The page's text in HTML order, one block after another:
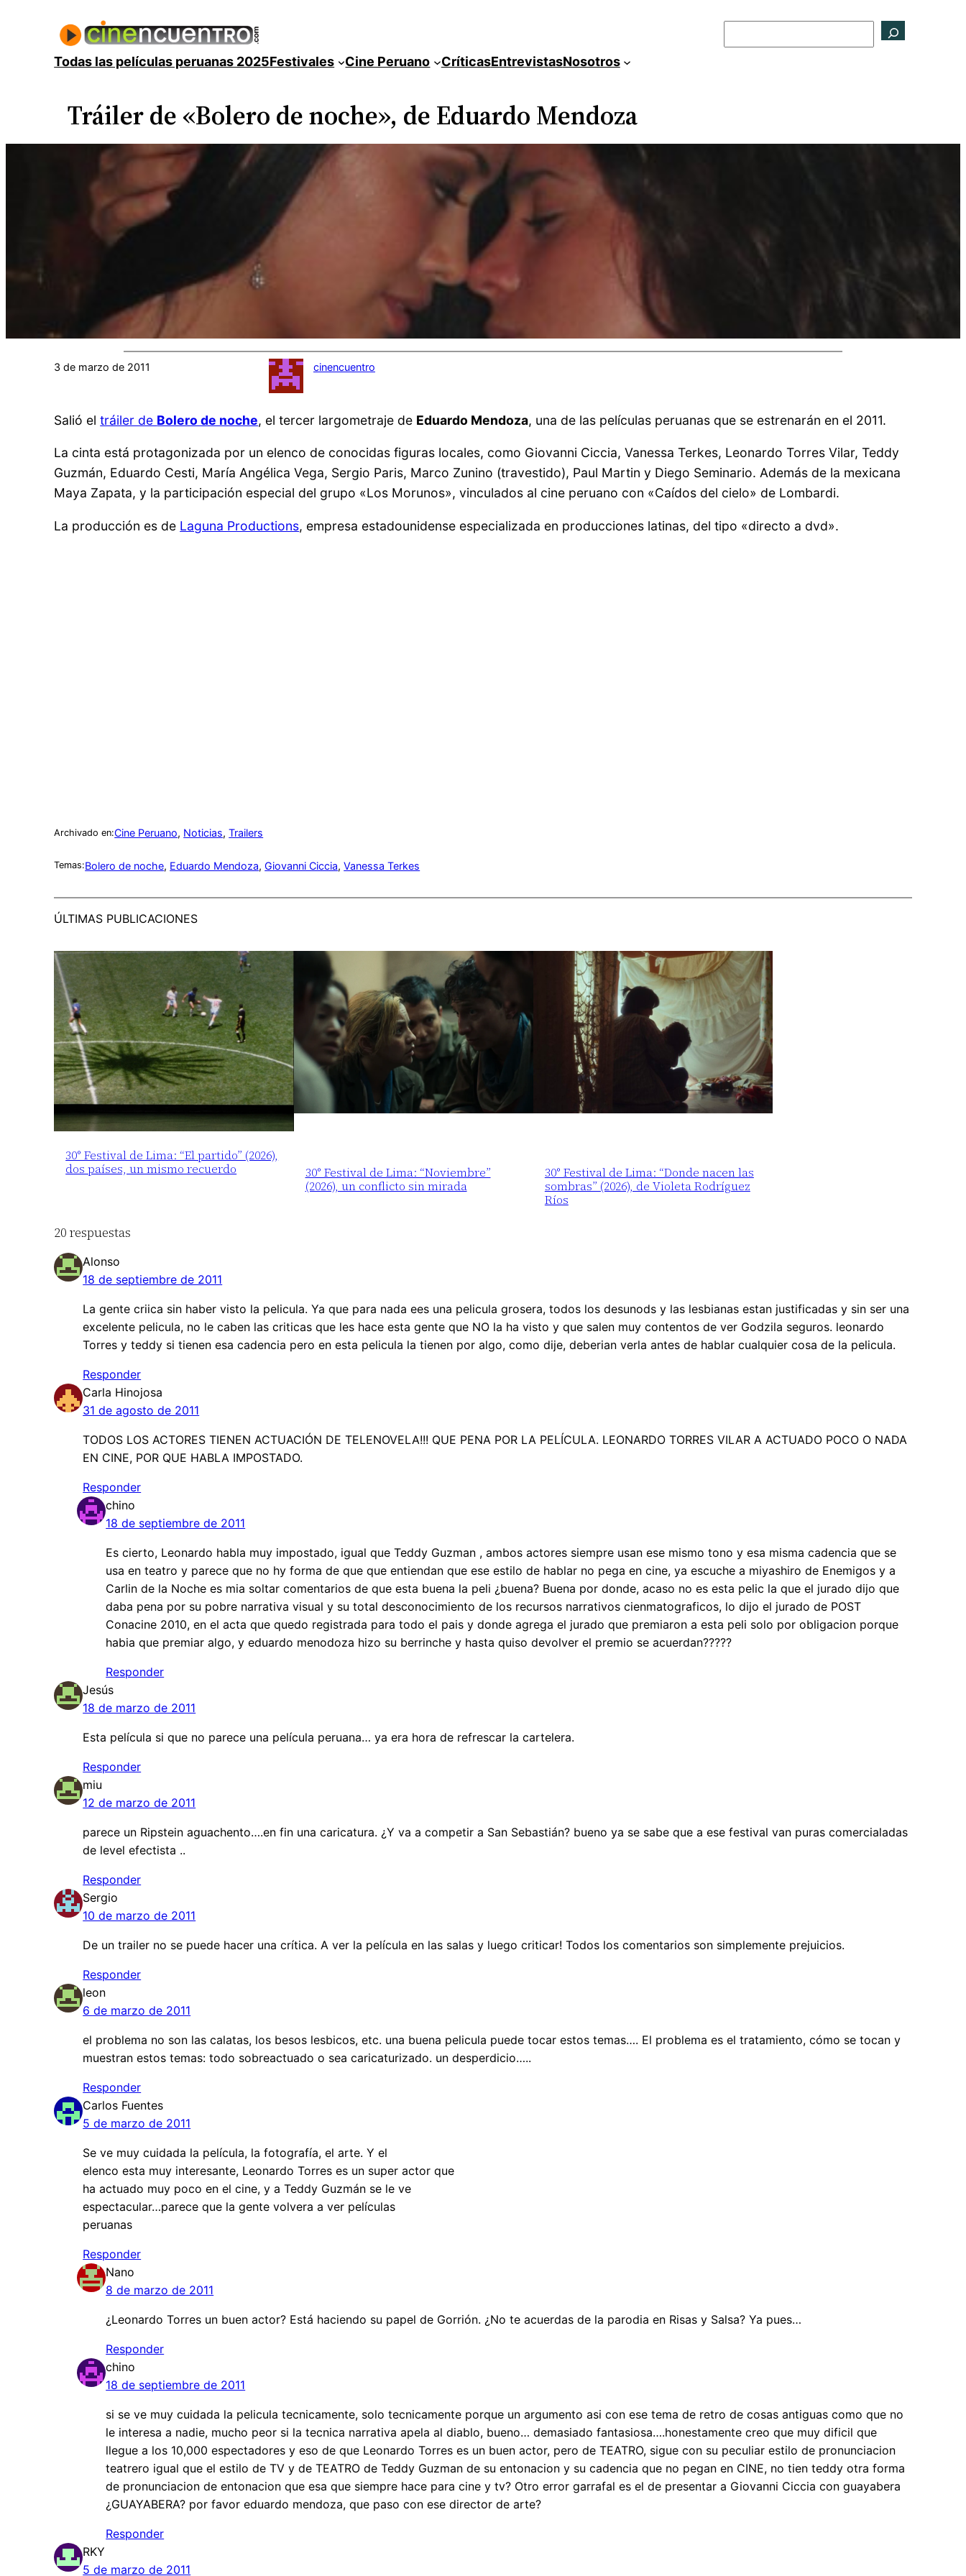
contenidoTodas las películas peruanas 2025Festivales Cine Peruano CríticasEntrevistasNosotros
Tráiler de «Bolero de noche», de Eduardo Mendoza
3 de marzo de 2011 cinencuentro
Salió eltráiler de Bolero de noche, el tercer largometraje de Eduardo Mendoza, una de las películas peruanas que se estrenarán en el 2011.
La cinta está protagonizada por un elenco de conocidas figuras locales, como Giovanni Ciccia, Vanessa Terkes, Leonardo Torres Vilar, Teddy
Guzmán, Eduardo Cesti, María Angélica Vega, Sergio Paris, Marco Zunino (travestido), Paul Martin y Diego Seminario. Además de la mexicana
Maya Zapata, y la participación especial del grupo «Los Morunos», vinculados al cine peruano con «Caídos del cielo» de Lombardi.
La producción es de Laguna Productions, empresa estadounidense especializada en producciones latinas, del tipo «directo a dvd».
Archivado en:Cine Peruano, Noticias, Trailers
Temas:Bolero de noche, Eduardo Mendoza, Giovanni Ciccia, Vanessa Terkes
ÚLTIMAS PUBLICACIONES
30° Festival de Lima: “El partido” (2026),
dos países, un mismo recuerdo
30° Festival de Lima: “Noviembre”
(2026), un conflicto sin mirada
30° Festival de Lima: “Donde nacen las
sombras” (2026), de Violeta Rodríguez
Ríos
20 respuestas
Alonso
18 de septiembre de 2011
La gente criica sin haber visto la pelicula. Ya que para nada ees una pelicula grosera, todos los desunods y las lesbianas estan justificadas y sin ser una
excelente pelicula, no le caben las criticas que les hace esta gente que NO la ha visto y que salen muy contentos de ver Godzila seguros. leonardo
Torres y teddy si tienen esa cadencia pero en esta pelicula la tienen por algo, como dije, deberian verla antes de hablar cualquier cosa de la pelicula.
Responder
Carla Hinojosa
31 de agosto de 2011
TODOS LOS ACTORES TIENEN ACTUACIÓN DE TELENOVELA!!! QUE PENA POR LA PELÍCULA. LEONARDO TORRES VILAR A ACTUADO POCO O NADA
EN CINE, POR QUE HABLA IMPOSTADO.
Responder
chino
18 de septiembre de 2011
Es cierto, Leonardo habla muy impostado, igual que Teddy Guzman , ambos actores siempre usan ese mismo tono y esa misma cadencia que se
usa en teatro y parece que no hy forma de que que entiendan que ese estilo de hablar no pega en cine, ya escuche a miyashiro de Enemigos y a
Carlin de la Noche es mia soltar comentarios de que esta buena la peli ¿buena? Buena por donde, acaso no es esta pelic la que el jurado dijo que
daba pena por su pobre narrativa visual y su total desconocimiento de los recursos narrativos cienmatograficos, lo dijo el jurado de POST
Conacine 2010, en el acta que quedo registrada para todo el pais y donde agrega el jurado que premiaron a esta peli solo por obligacion porque
habia que premiar algo, y eduardo menodoza hizo su berrinche y hasta quiso devolver el premio se acuerdan?????
Responder
Jesús
18 de marzo de 2011
Esta película si que no parece una película peruana… ya era hora de refrescar la cartelera.
Responder
miu
12 de marzo de 2011
parece un Ripstein aguachento….en fin una caricatura. ¿Y va a competir a San Sebastián? bueno ya se sabe que a ese festival van puras comercialadas
de level efectista ..
Responder
Sergio
10 de marzo de 2011
De un trailer no se puede hacer una crítica. A ver la película en las salas y luego criticar! Todos los comentarios son simplemente prejuicios.
Responder
leon
6 de marzo de 2011
el problema no son las calatas, los besos lesbicos, etc. una buena pelicula puede tocar estos temas…. El problema es el tratamiento, cómo se tocan y
muestran estos temas: todo sobreactuado o sea caricaturizado. un desperdicio…..
Responder
Carlos Fuentes
5 de marzo de 2011
Se ve muy cuidada la película, la fotografía, el arte. Y el
elenco esta muy interesante, Leonardo Torres es un super actor que
ha actuado muy poco en el cine, y a Teddy Guzmán se le ve
espectacular…parece que la gente volvera a ver películas
peruanas
Responder
Nano
8 de marzo de 2011
¿Leonardo Torres un buen actor? Está haciendo su papel de Gorrión. ¿No te acuerdas de la parodia en Risas y Salsa? Ya pues…
Responder
chino
18 de septiembre de 2011
si se ve muy cuidada la pelicula tecnicamente, solo tecnicamente porque un argumento asi con ese tema de retro de cosas antiguas como que no
le interesa a nadie, mucho peor si la tecnica narrativa apela al diablo, bueno… demasiado fantasiosa….honestamente creo que muy dificil que
llegue a los 10,000 espectadores y eso de que Leonardo Torres es un buen actor, pero de TEATRO, sigue con su peculiar estilo de pronunciacion
teatrero igual que el estilo de TV y de TEATRO de Teddy Guzman de su entonacion y su cadencia que no pegan en CINE, no tien teddy otra forma
de pronunciacion de entonacion que esa que siempre hace para cine y tv? Otro error garrafal es el de presentar a Giovanni Ciccia con guayabera
¿GUAYABERA? por favor eduardo mendoza, que paso con ese director de arte?
Responder
RKY
5 de marzo de 2011